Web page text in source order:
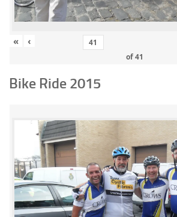
« ‹
of41
Bike Ride 2015